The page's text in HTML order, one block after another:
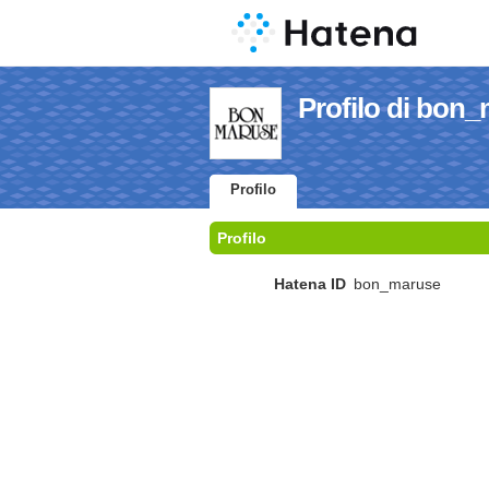
Profilo di
Profilo
Profilo
Hatena ID bon_maruse